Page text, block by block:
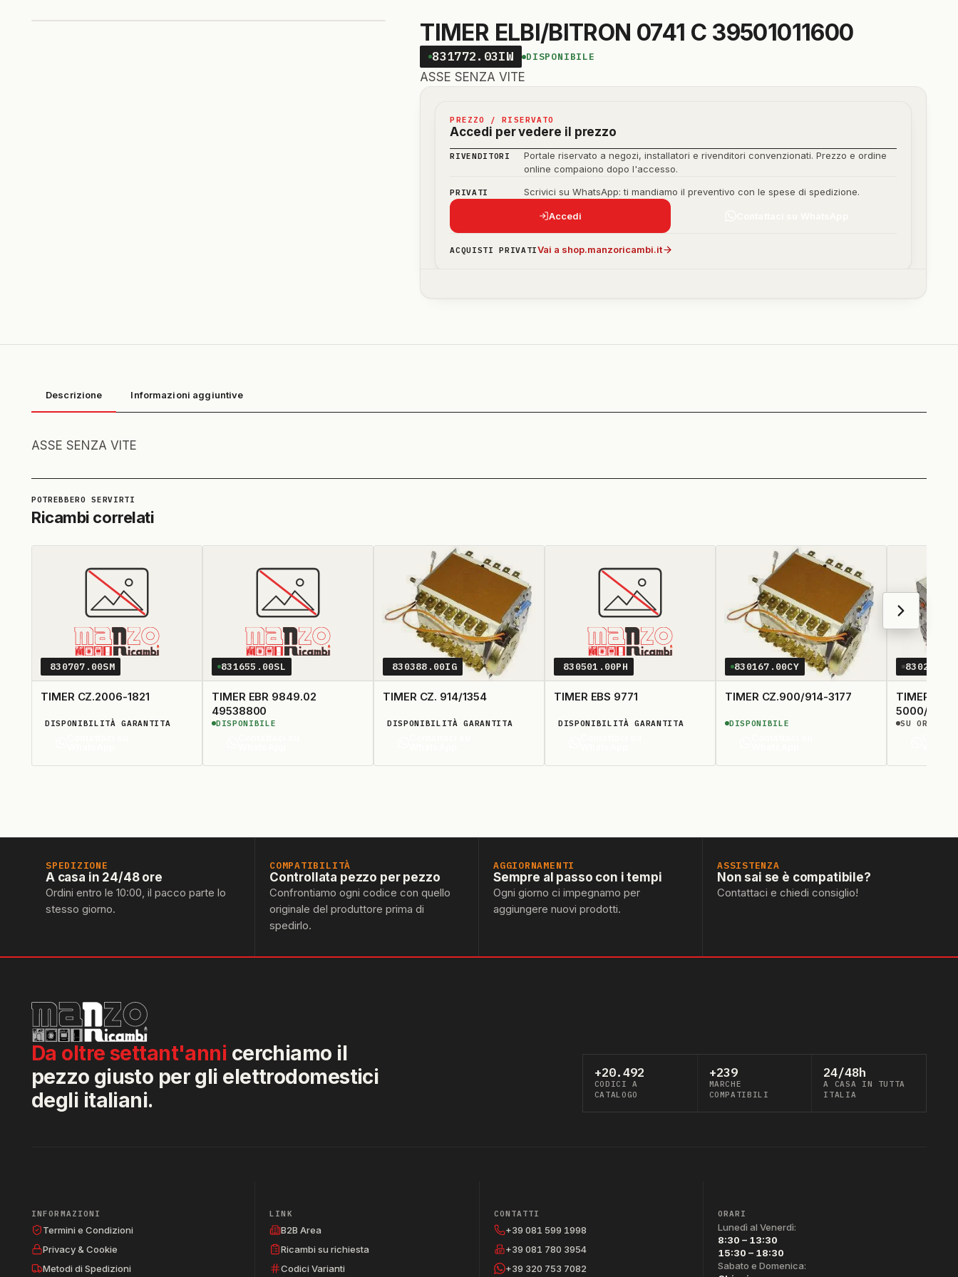
TIMER ELBI/BITRON 0741 C 39501011600
831772.03IW DISPONIBILE
ASSE SENZA VITE
PREZZO / RISERVATO
Accedi per vedere il prezzo
RIVENDITORI
Portale riservato a negozi, installatori e rivenditori convenzionati. Prezzo e ordine
online compaiono dopo l'accesso.
PRIVATI Scrivici su WhatsApp: ti mandiamo il preventivo con le spese di spedizione.
Accedi
ACQUISTI PRIVATIVai a shop.manzoricambi.it
Descrizione Informazioni aggiuntive
ASSE SENZA VITE
Ricambi correlati
830707.00SM
TIMER CZ.2006-1821
DISPONIBILITÀ GARANTITA
831655.00SL
TIMER EBR 9849.02
49538800
DISPONIBILE
830388.00IG
TIMER CZ. 914/1354
DISPONIBILITÀ GARANTITA
830501.00PH
TIMER EBS 9771
DISPONIBILITÀ GARANTITA
830167.00CY
TIMER CZ.900/914-3177
DISPONIBILE
TIMER ELBI
5000/
ORDINARE
SU
SPEDIZIONE
A casa in 24/48 ore
Ordini entro le 10:00, il pacco parte lo
stesso giorno.
COMPATIBILITÀ
Controllata pezzo per pezzo
Confrontiamo ogni codice con quello
originale del produttore prima di
spedirlo.
AGGIORNAMENTI
Sempre al passo con i tempi
Ogni giorno ci impegnamo per
aggiungere nuovi prodotti.
ASSISTENZA
Non sai se è compatibile?
Contattaci e chiedi consiglio!
Da oltre settant'anni cerchiamo il
pezzo giusto per gli elettrodomestici
degli italiani.
+20.492
CODICI A
CATALOGO
+239
MARCHE
COMPATIBILI
24/48h
A CASA IN TUTTA
ITALIA
INFORMAZIONI
Termini e Condizioni
Privacy & Cookie
Metodi di Spedizioni
LINK
B2B Area
Ricambi su richiesta
Codici Varianti
CONTATTI
+39 081 599 1998
+39 081 780 3954
+39 320 753 7082
ORARI
Lunedì al Venerdì:
8:30 – 13:30
15:30 – 18:30
Sabato e Domenica: